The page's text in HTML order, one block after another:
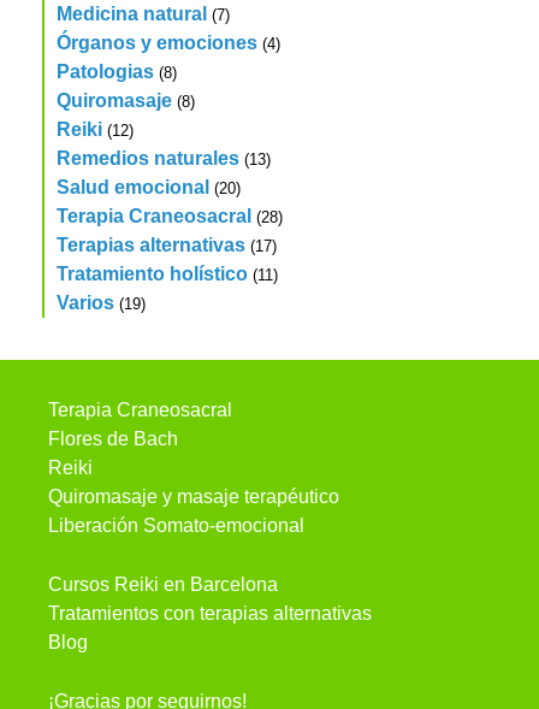
Medicina natural (7)
Órganos y emociones (4)
Patologias (8)
Quiromasaje (8)
Reiki (12)
Remedios naturales (13)
Salud emocional (20)
Terapia Craneosacral (28)
Terapias alternativas (17)
Tratamiento holístico (11)
Varios (19)
Terapia Craneosacral
Flores de Bach
Reiki
Quiromasaje y masaje terapéutico
Liberación Somato-emocional
Cursos Reiki en Barcelona
Tratamientos con terapias alternativas
Blog
¡Gracias por seguirnos!